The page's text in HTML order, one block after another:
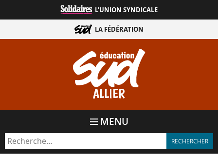
directement
contenu
ALLIER
L'UNION SYNDICALE
LA FÉDÉRATION
MENU